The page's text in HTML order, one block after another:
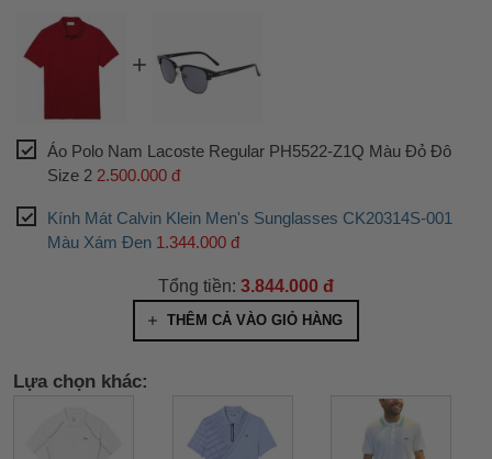
Áo Polo Nam Lacoste Regular PH5522-Z1Q Màu Đỏ Đô
Size 2 2.500.000 đ
Kính Mát Calvin Klein Men's Sunglasses CK20314S-001
Màu Xám Đen 1.344.000 đ
Tổng tiền: 3.844.000 đ
THÊM CẢ VÀO GIỎ HÀNG
Lựa chọn khác: